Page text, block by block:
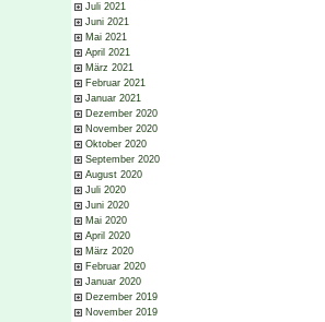
Juli 2021
Juni 2021
Mai 2021
April 2021
März 2021
Februar 2021
Januar 2021
Dezember 2020
November 2020
Oktober 2020
September 2020
August 2020
Juli 2020
Juni 2020
Mai 2020
April 2020
März 2020
Februar 2020
Januar 2020
Dezember 2019
November 2019